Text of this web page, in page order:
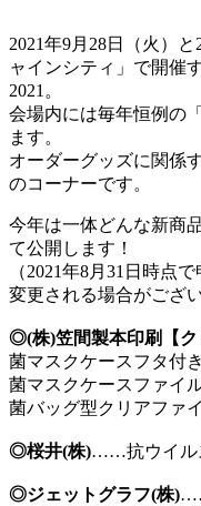
2021年9月28日（火）
ャインシティ」で開催
2021。
会場内には毎年恒例の
ます。
オーダーグッズに関係
のコーナーです。
今年は一体どんな新商
て公開します！
（2021年8月31日時点
変更される場合がござ
◎(株)笠間製本印刷【ク
菌マスクケースフタ付
菌マスクケースファイ
菌バッグ型クリアファ
◎桜井(株)……抗ウイル
◎ジェットグラフ(株)